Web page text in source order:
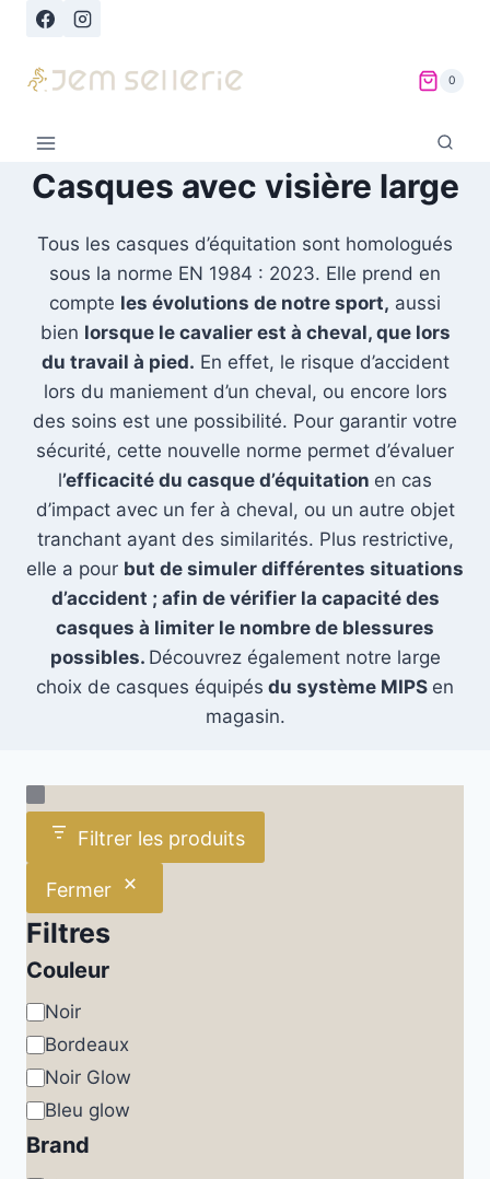
Aller
contenu
0
Casques avec visière large
Tous les casques d’équitation sont homologués
sous la norme EN 1984 : 2023. Elle prend en
compte les évolutions de notre sport, aussi
bien lorsque le cavalier est à cheval, que lors
du travail à pied. En effet, le risque d’accident
lors du maniement d’un cheval, ou encore lors
des soins est une possibilité. Pour garantir votre
sécurité, cette nouvelle norme permet d’évaluer
l’efficacité du casque d’équitation en cas
d’impact avec un fer à cheval, ou un autre objet
tranchant ayant des similarités. Plus restrictive,
elle a pour but de simuler différentes situations
d’accident ; afin de vérifier la capacité des
casques à limiter le nombre de blessures
possibles. Découvrez également notre large
choix de casques équipés du système MIPS en
magasin.
Filtrer les produits
Fermer
Filtres
Couleur
Couleur
Noir
Bordeaux
Noir Glow
Bleu glow
Brand